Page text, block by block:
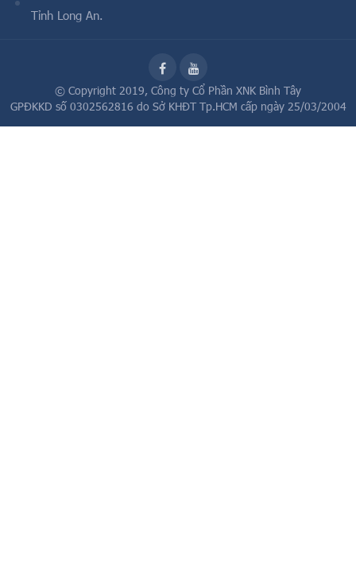
Tỉnh Long An.
© Copyright 2019, Công ty Cổ Phần XNK Bình Tây
GPĐKKD số 0302562816 do Sở KHĐT Tp.HCM cấp ngày 25/03/2004